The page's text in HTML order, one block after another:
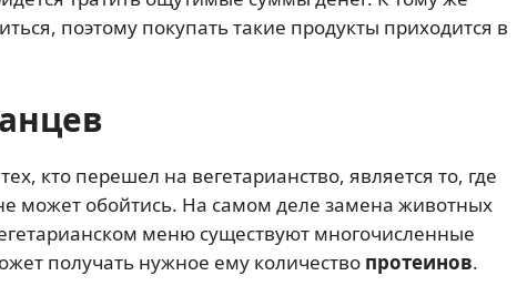
поэтому покупать такие продукты приходится в
кто перешел на вегетарианство, является то, где
может обойтись. На самом деле замена животных
меню существуют многочисленные
получать нужное ему количество протеинов.